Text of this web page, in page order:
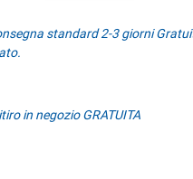
standard 2-3 giorni
in negozio GRATUITA